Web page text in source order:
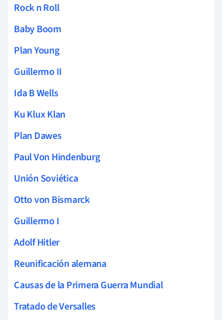
Rock n Roll
Baby Boom
Plan Young
Guillermo II
Ida B Wells
Ku Klux Klan
Plan Dawes
Paul Von Hindenburg
Unión Soviética
Otto von Bismarck
Guillermo I
Adolf Hitler
Reunificación alemana
Causas de la Primera Guerra Mundial
Tratado de Versalles